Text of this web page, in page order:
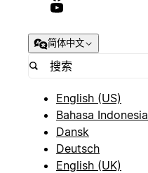
简体中文
English (US)
Bahasa Indonesia
Dansk
Deutsch
English (UK)